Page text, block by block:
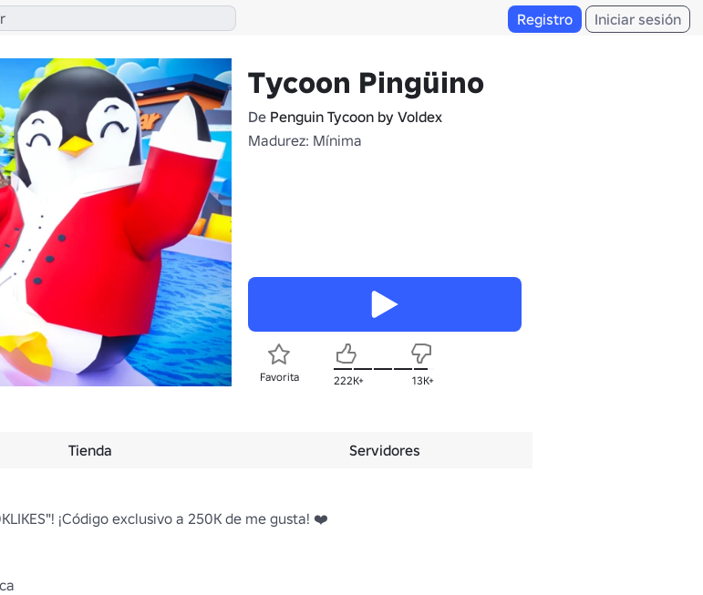
Registro Iniciar sesión
Tycoon Pingüino
De Penguin Tycoon by Voldex
Madurez: Mínima
Favorita 222K+ 13K+
Tienda Servidores
¡Código exclusivo a 250K de me gusta! ❤️